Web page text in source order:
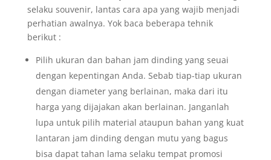
selaku souvenir, lantas cara apa yang wajib menjadi
perhatian awalnya. Yok baca beberapa tehnik
berikut :
Pilih ukuran dan bahan jam dinding yang seuai
dengan kepentingan Anda. Sebab tiap-tiap ukuran
dengan diameter yang berlainan, maka dari itu
harga yang dijajakan akan berlainan. Janganlah
lupa untuk pilih material ataupun bahan yang kuat
lantaran jam dinding dengan mutu yang bagus
bisa dapat tahan lama selaku tempat promosi